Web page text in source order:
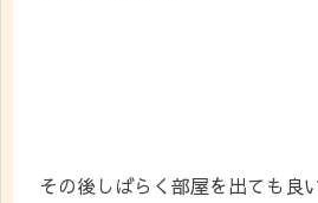
その後しばらく部屋を出ても良